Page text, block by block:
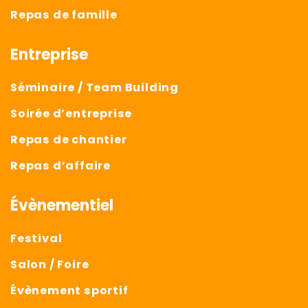
Repas de famille
Entreprise
Séminaire / Team Building
Soirée d’entreprise
Repas de chantier
Repas d’affaire
Évènementiel
Festival
Salon / Foire
Évènement sportif